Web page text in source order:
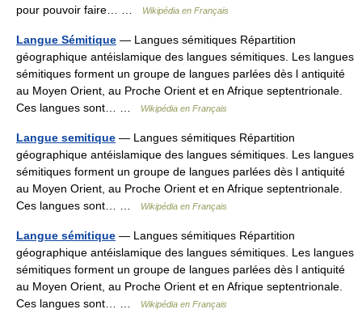
pour pouvoir faire… …
Wikipédia en Français
Langue Sémitique — Langues sémitiques Répartition
géographique antéislamique des langues sémitiques. Les langues
sémitiques forment un groupe de langues parlées dès l antiquité
au Moyen Orient, au Proche Orient et en Afrique septentrionale.
Ces langues sont… …
Wikipédia en Français
Langue semitique — Langues sémitiques Répartition
géographique antéislamique des langues sémitiques. Les langues
sémitiques forment un groupe de langues parlées dès l antiquité
au Moyen Orient, au Proche Orient et en Afrique septentrionale.
Ces langues sont… …
Wikipédia en Français
Langue sémitique — Langues sémitiques Répartition
géographique antéislamique des langues sémitiques. Les langues
sémitiques forment un groupe de langues parlées dès l antiquité
au Moyen Orient, au Proche Orient et en Afrique septentrionale.
Ces langues sont… …
Wikipédia en Français